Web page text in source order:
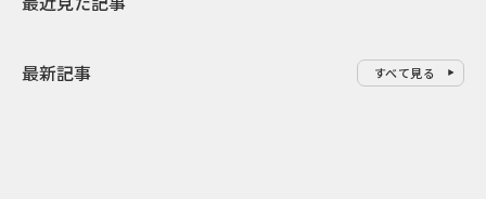
最新記事 すべて見る